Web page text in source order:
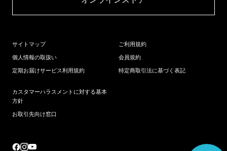
サイトマップ
個人情報の取扱い
定期お届けサービス利用規約
ご利用規約
会員規約
特定商取引法に基づく表記
カスタマーハラスメントに対する基本
方針
お取引先向け窓口